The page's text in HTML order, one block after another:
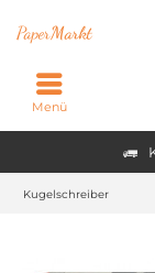
PaperMarkt
Menü
Kugelschreiber